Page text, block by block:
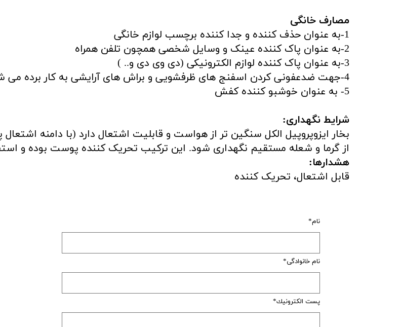
مصارف خانگی
1-به عنوان حذف کننده و جدا کننده برچسب لوازم خانگی
2-به عنوان پاک کننده عینک و وسایل شخصی همچون تلفن همراه
3-به عنوان پاک کننده لوازم الکترونیکی (دی وی دی و.. )
4-جهت ضدعفونی کردن اسفنج های ظرفشویی و براش های آرایشی به کار برده می شود.
5- به عنوان خوشبو کننده کفش
شرایط نگهداری:
از گرما و شعله مستقیم نگهداری شود. این ترکیب تحریک کننده پوست بوده و
هشدارها:
قابل اشتعال، تحریک کننده
نام
نام خانوادگی
پست الكترونيك